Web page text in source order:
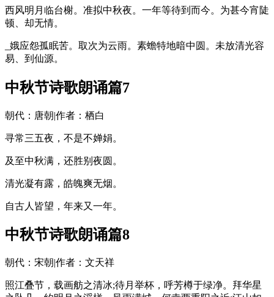
西风明月临台榭。准拟中秋夜。一年等待到而今。为甚今宵陡
顿、却无情。
_娥应怨孤眠苦。取次为云雨。素蟾特地暗中圆。未放清光容
易、到仙源。
中秋节诗歌朗诵篇7
朝代：唐朝|作者：栖白
寻常三五夜，不是不婵娟。
及至中秋满，还胜别夜圆。
清光凝有露，皓魄爽无烟。
自古人皆望，年来又一年。
中秋节诗歌朗诵篇8
朝代：宋朝|作者：文天祥
照江叠节，载画舫之清冰;待月举杯，呼芳樽于绿净。拜华星